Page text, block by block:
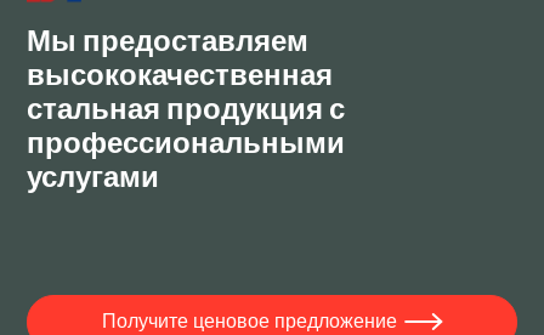
Мы предоставляем
высококачественная
стальная продукция с
профессиональными
услугами
Получите ценовое предложение 